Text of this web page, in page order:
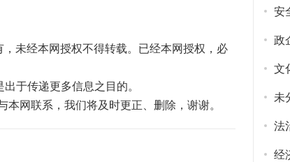
未经本网授权不得转载。已经本网授权，必
于传递更多信息之目的。
网联系，我们将及时更正、删除，谢谢。
安
政
文
未
法
经